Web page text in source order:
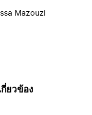
Mazouzi
ยวข้อง